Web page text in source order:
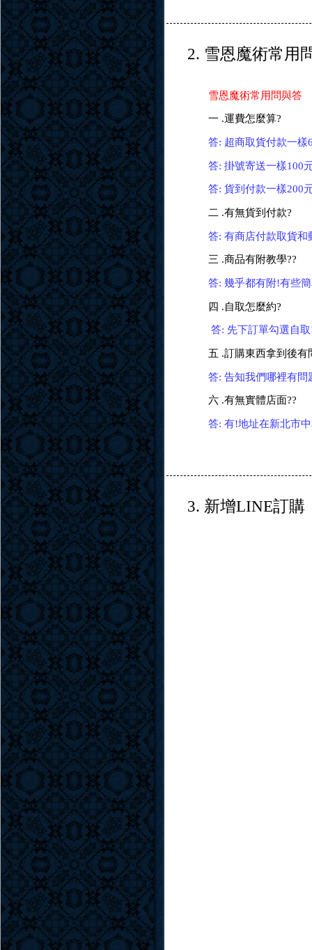
2. 雪恩魔術常用
雪恩魔術常用問與答
一 .運費怎麼算?
答: 超商取貨付款一樣
答: 掛號寄送一樣100
答: 貨到付款一樣200
二 .有無貨到付款?
答: 有商店付款取貨和
三 .商品有附教學??
答: 幾乎都有附!有些
四 .自取怎麼約?
答: 先下訂單勾選自
五 .訂購東西拿到後有
答: 告知我們哪裡有
六 .有無實體店面??
答: 有!地址在新北市
3. 新增LINE訂購